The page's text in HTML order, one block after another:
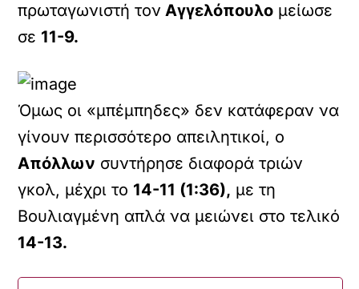
πρωταγωνιστή τον Αγγελόπουλο μείωσε
σε 11-9.
Όμως οι «μπέμπηδες» δεν κατάφεραν να
γίνουν περισσότερο απειλητικοί, ο
Απόλλων συντήρησε διαφορά τριών
γκολ, μέχρι το 14-11 (1:36), με τη
Βουλιαγμένη απλά να μειώνει στο τελικό
14-13.